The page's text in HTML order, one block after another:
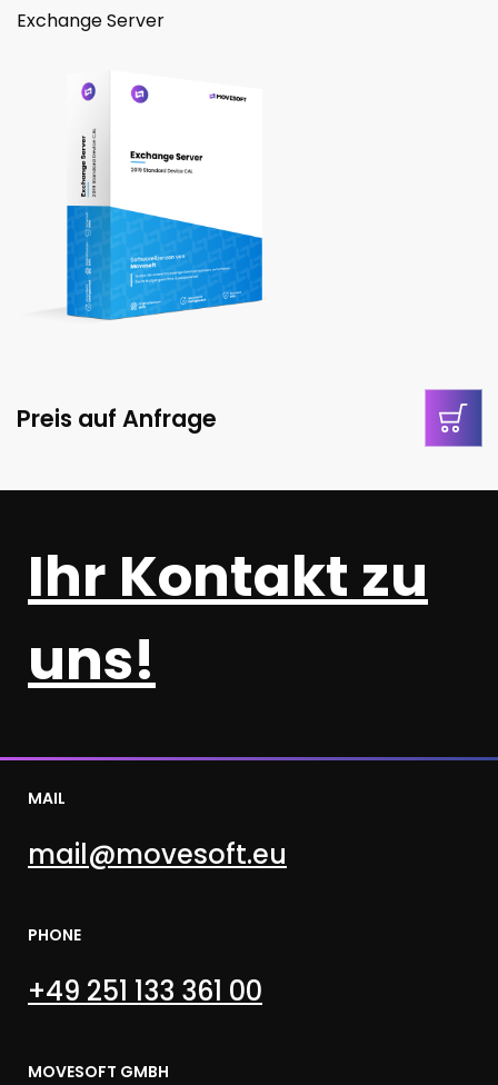
Exchange Server
Preis auf Anfrage
Ihr Kontakt zu
uns!
MAIL
mail@movesoft.eu
PHONE
+49 251 133 361 00
MOVESOFT GMBH